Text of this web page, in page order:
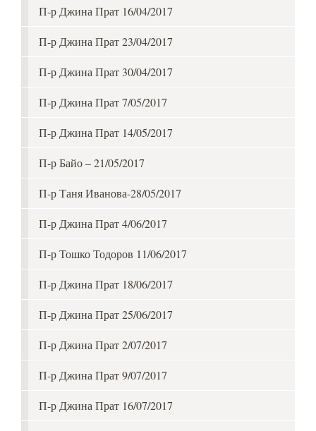
П-р Джина Прат 16/04/2017
П-р Джина Прат 23/04/2017
П-р Джина Прат 30/04/2017
П-р Джина Прат 7/05/2017
П-р Джина Прат 14/05/2017
П-р Байо – 21/05/2017
П-р Таня Иванова-28/05/2017
П-р Джина Прат 4/06/2017
П-р Тошко Тодоров 11/06/2017
П-р Джина Прат 18/06/2017
П-р Джина Прат 25/06/2017
П-р Джина Прат 2/07/2017
П-р Джина Прат 9/07/2017
П-р Джина Прат 16/07/2017